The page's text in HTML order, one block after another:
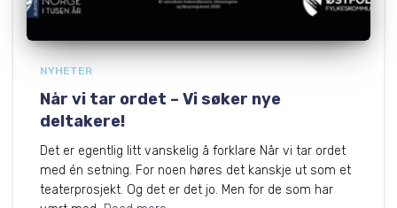
NYHETER
Når vi tar ordet – Vi søker nye
deltakere!
Det er egentlig litt vanskelig å forklare Når vi tar ordet
med én setning. For noen høres det kanskje ut som et
teaterprosjekt. Og det er det jo. Men for de som har